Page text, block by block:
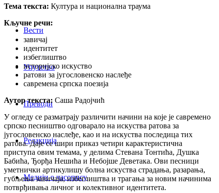
Вести
Упутство
Преводи
Редакција
Медији о часопису
Тема текста: Култура и национална траума
Кључне речи:
завичај
идентитет
избеглиштво
историјско искуство
ратови за југословенско наслеђе
савремена српска поезија
Аутор текста: Саша Радојчић
У огледу се разматрају различити начини на које је савремено
српско песништво одговарало на искуства ратова за
југословенско наслеђе, као и на искуства последица тих
ратова. Даје се шири приказ четири карактеристична
приступа овим темама, у делима Стевана Тонтића, Душка
Бабића, Ђорђа Нешића и Небојше Деветака. Ови песници
уметнички артикулишу болна искуства страдања, разарања,
губљења завичаја, избеглиштва и трагања за новим начинима
потврђивања личног и колективног идентитета.